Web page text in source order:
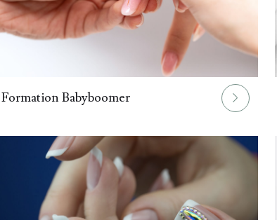
Formation Babyboomer 027.